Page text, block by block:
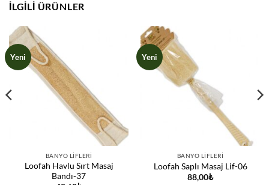
İLGILI ÜRÜNLER
Yeni
BANYO LIFLERI
Loofah Havlu Sırt Masaj
Bandı-37
Yeni
BANYO LIFLERI
Loofah Saplı Masaj Lif-06
88,00₺